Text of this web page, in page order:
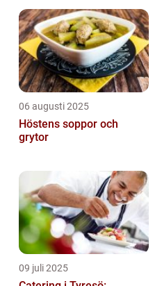
06 augusti 2025
Höstens soppor och
grytor
09 juli 2025